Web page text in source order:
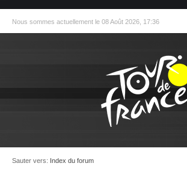
Nous sommes actuellement le 08 Août 2026, 17:36
Sauter vers: Index du forum